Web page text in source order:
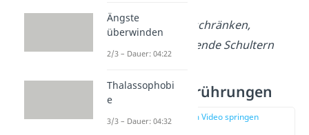
Beispiele:
Arme verschränken,
zurücklehnen, hängende Schultern
Gesten und Berührungen
zur Stelle im Video springen
(02:42)
Ängste
überwinden
2/3 – Dauer: 04:22
Thalassophobi
e
3/3 – Dauer: 04:32